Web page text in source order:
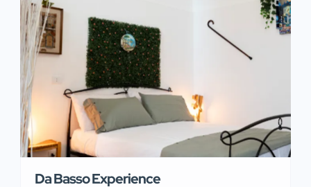
Da Basso Experience